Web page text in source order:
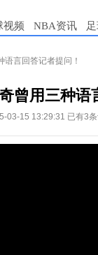
视频 NBA资讯
言回答记者提问！
曾用三种语
03-15 13:29:31 已有3